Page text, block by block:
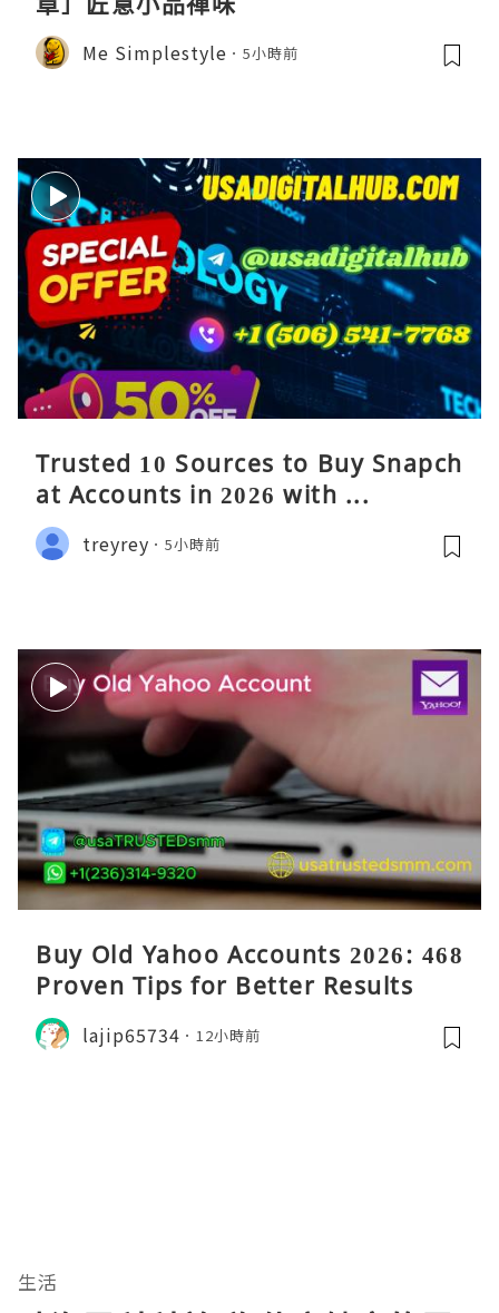
Me Simplestyle 5小時前
Trusted 10 Sources to Buy Snapch
at Accounts in 2026 with ...
treyrey 5小時前
Buy Old Yahoo Accounts 2026: 468
Proven Tips for Better Results
lajip65734 12小時前
生活